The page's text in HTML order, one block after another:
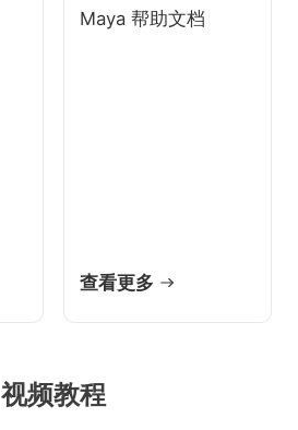
Maya 帮助文档
查看更多
视频教程